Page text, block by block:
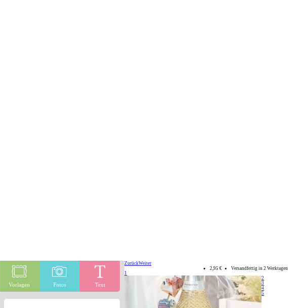
2,95 € Versandfertig in 2 Werktagen
Vorlagen Fotos Text
ZurückWeiter
1
2
3
4
5